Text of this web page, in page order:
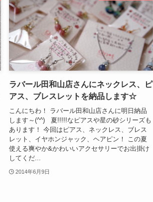
ラバール田和山店さんにネックレス、ピ
アス、ブレスレットを納品します☆
こんにちわ！ ラバール田和山店さんに明日納品
します～(^^) 夏!!!!!なピアスや星の砂シリーズも
あります！ 今回はピアス、ネックレス、ブレス
レット、イヤホンジャック、ヘアピン！ この夏
使える爽やか&かわいいアクセサリーでお出掛け
してくだ...
2014年6月9日